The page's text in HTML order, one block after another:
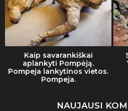
Kaip savarankiškai
aplankyti Pompėją.
Pompeja lankytinos vietos.
Pompeja.
NAUJAUSI